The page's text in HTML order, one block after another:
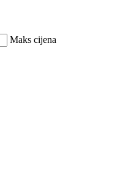
Maks cijena